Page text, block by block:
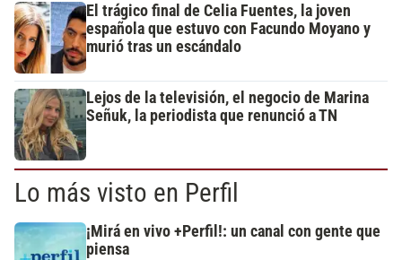
El trágico final de Celia Fuentes, la joven
española que estuvo con Facundo Moyano y
murió tras un escándalo
Lejos de la televisión, el negocio de Marina
Señuk, la periodista que renunció a TN
Lo más visto en Perfil
¡Mirá en vivo +Perfil!: un canal con gente que
piensa